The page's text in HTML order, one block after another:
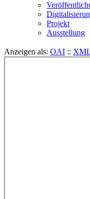
Projekt
Ausstellung
Anzeigen als: OAI ::